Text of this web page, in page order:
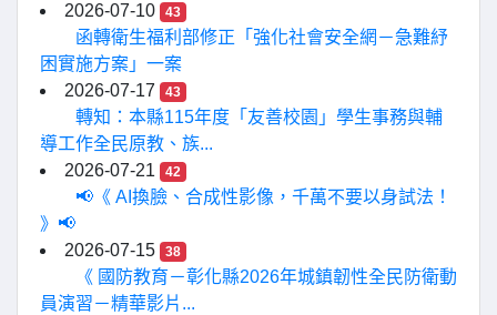
2026-07-10
43
函轉衛生福利部修正「強化社會安全網－急難紓
困實施方案」一案
2026-07-17
43
轉知：本縣115年度「友善校園」學生事務與輔
導工作全民原教、族...
2026-07-21
42
📢《 AI換臉、合成性影像，千萬不要以身試法！
》📢
2026-07-15
38
《 國防教育－彰化縣2026年城鎮韌性全民防衛動
員演習－精華影片...